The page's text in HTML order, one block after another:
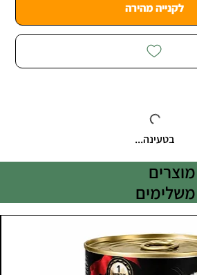
לקנייה מהירה
בטעינה...
מוצרים
משלימים